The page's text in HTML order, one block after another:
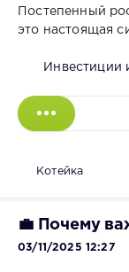
Постепенный
это настоящая
Инвестиции
Котейка
💼 Почему
03/11/2025 12:27